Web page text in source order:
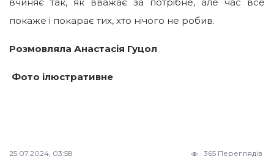
покаже і покарає тих, хто нічого не робив.
Розмовляла Анастасія Гуцол
Фото ілюстративне
25.07.2024, 03:58 365 Переглядів